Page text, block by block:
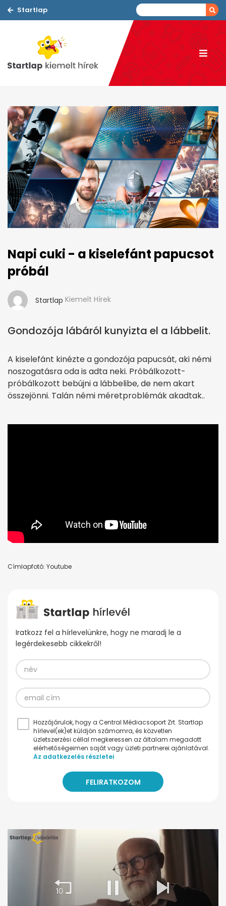
Startlap
Napi cuki - a kiselefánt papucsot
próbál
Startlap Kiemelt Hírek
Gondozója lábáról kunyizta el a lábbelit.
A kiselefánt kinézte a gondozója papucsát, aki némi
noszogatásra oda is adta neki. Próbálkozott-
próbálkozott bebújni a lábbelibe, de nem akart
összejönni. Talán némi méretproblémák akadtak..
Címlapfotó: Youtube
Iratkozz fel a hírlevelünkre, hogy ne maradj le a
legérdekesebb cikkekről!
Hozzájárulok, hogy a Central Médiacsoport Zrt. Startlap
hírlevel(ek)et küldjön számomra, és közvetlen
üzletszerzési céllal megkeressen az általam megadott
elérhetőségeimen saját vagy üzleti partnerei ajánlatával.
Az adatkezelés részletei